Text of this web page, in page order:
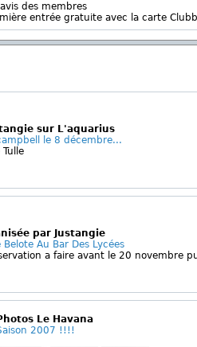
des membres
entrée gratuite avec la carte
sur L'aquarius
le 8 décembre...
par Justangie
Belote Au Bar Des Lycées
a faire avant le 20 novembre
Le Havana
2007 !!!!